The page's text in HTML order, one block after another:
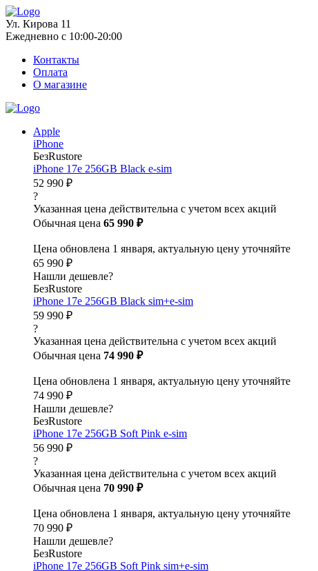
Ул. Кирова 11
Ежедневно с 10:00-20:00
Контакты
Оплата
О магазине
Apple
iPhone
БезRustore
iPhone 17e 256GB Black e-sim
52 990 ₽
?
Указанная цена действительна с учетом всех акций
Обычная цена 65 990 ₽
Цена обновлена 1 января, актуальную цену уточняйте
65 990 ₽
Нашли дешевле?
БезRustore
iPhone 17e 256GB Black sim+e-sim
59 990 ₽
?
Указанная цена действительна с учетом всех акций
Обычная цена 74 990 ₽
Цена обновлена 1 января, актуальную цену уточняйте
74 990 ₽
Нашли дешевле?
БезRustore
iPhone 17e 256GB Soft Pink e-sim
56 990 ₽
?
Указанная цена действительна с учетом всех акций
Обычная цена 70 990 ₽
Цена обновлена 1 января, актуальную цену уточняйте
70 990 ₽
Нашли дешевле?
БезRustore
iPhone 17e 256GB Soft Pink sim+e-sim